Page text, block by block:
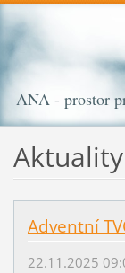
ANA - prostor
Aktuality
Adventní
22.11.2025